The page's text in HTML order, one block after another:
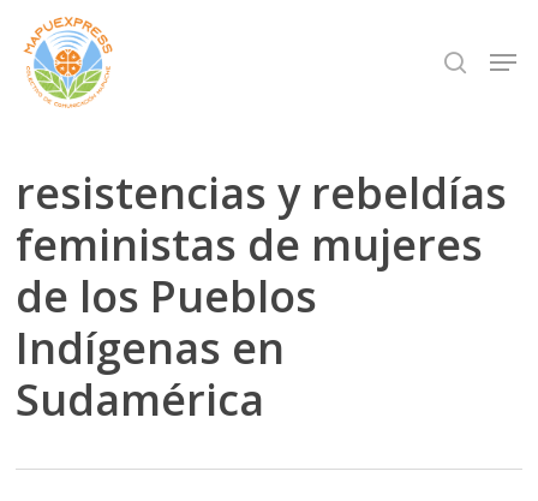
Skip
main
search
resistencias y rebeldías
feministas de mujeres
de los Pueblos
Indígenas en
Sudamérica
Close